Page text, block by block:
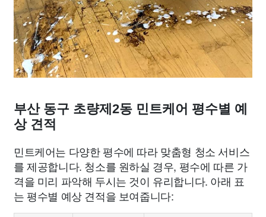
부산 동구 초량제2동 민트케어 평수별 예
상 견적
민트케어는 다양한 평수에 따라 맞춤형 청소 서비스
를 제공합니다. 청소를 원하실 경우, 평수에 따른 가
격을 미리 파악해 두시는 것이 유리합니다. 아래 표
는 평수별 예상 견적을 보여줍니다: